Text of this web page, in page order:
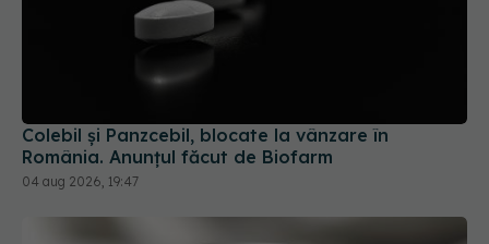
Colebil și Panzcebil, blocate la vânzare în